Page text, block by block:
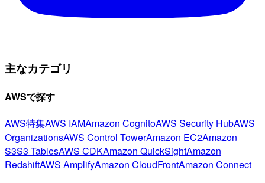
主なカテゴリ
AWSで探す
AWS特集AWS IAMAmazon CognitoAWS Security HubAWS
OrganizationsAWS Control TowerAmazon EC2Amazon
S3S3 TablesAWS CDKAmazon QuickSightAmazon
RedshiftAWS AmplifyAmazon CloudFrontAmazon Connect